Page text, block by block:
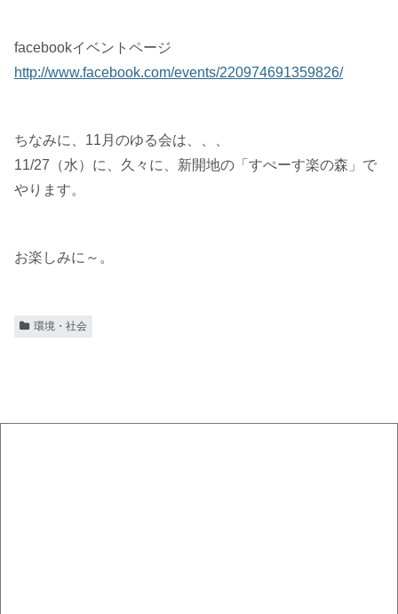
facebookイベントページ
http://www.facebook.com/events/220974691359826/
ちなみに、11月のゆる会は、、、
11/27（水）に、久々に、新開地の「すぺーす楽の森」で
やります。
お楽しみに～。
環境・社会